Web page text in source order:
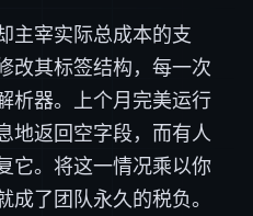
主宰实际总成本的支
改其标签结构，每一次
析器。上个月完美运行
地返回空字段，而有人
它。将这一情况乘以你
了团队永久的税负。